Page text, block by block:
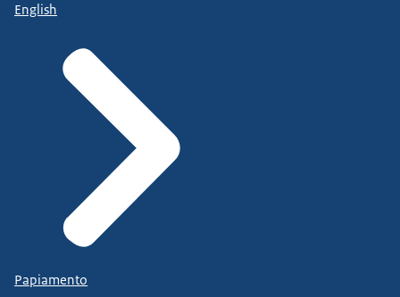
English
Papiamento